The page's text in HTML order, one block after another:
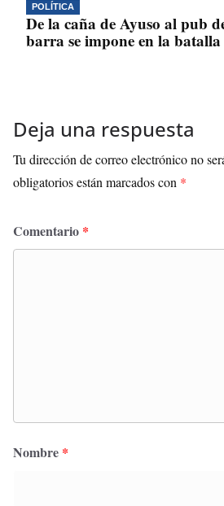
POLÍTICA
De la caña de Ayuso al pub
barra se impone en la
Deja una respuesta
Tu dirección de correo electrónico no
obligatorios están marcados con *
Comentario *
Nombre *